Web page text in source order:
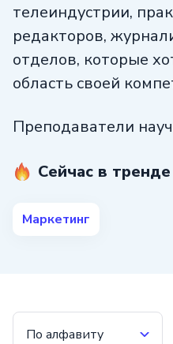
телеиндустрии,
редакторов,
отделов, которые
область своей
Преподаватели
по общему
собственные
Сейчас в тренде
Маркетинг
По алфавиту